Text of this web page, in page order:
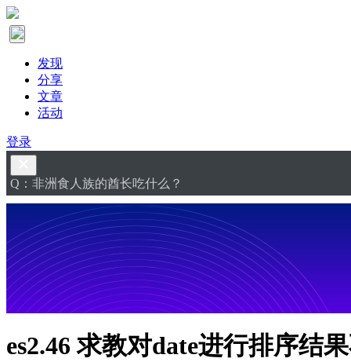
发现
分享
文章
活动
登录
Q：非洲食人族的酋长吃什么？
es2.46 求教对date进行排序结